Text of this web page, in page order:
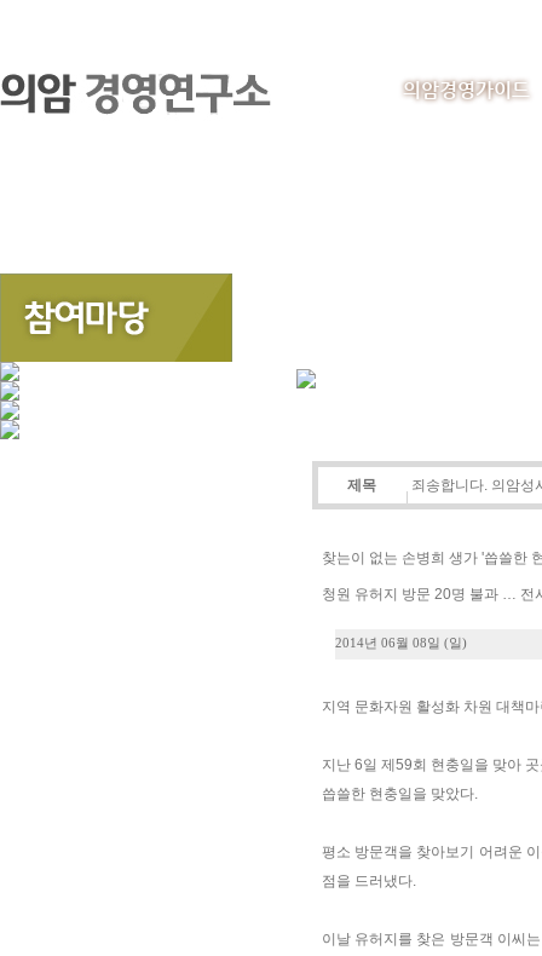
의암경영가이드
제목 죄송합니다. 의암성
찾는이 없는 손병희 생가 '씁쓸한
청원 유허지 방문 20명 불과 … 전
2014년 06월 08일 (일)
지역 문화자원 활성화 차원 대책
지난 6일 제59회 현충일을 맞아
씁쓸한 현충일을 맞았다.
평소 방문객을 찾아보기 어려운
점을 드러냈다.
이날 유허지를 찾은 방문객 이씨